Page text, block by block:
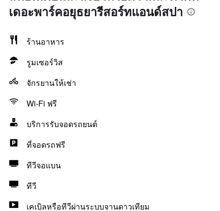
เดอะพาร์คอยุธยารีสอร์ทแอนด์สปา
ร้านอาหาร
รูมเซอร์วิส
จักรยานให้เช่า
Wi-Fi ฟรี
บริการรับจอดรถยนต์
ที่จอดรถฟรี
ทีวีจอแบน
ทีวี
เคเบิลหรือทีวีผ่านระบบจานดาวเทียม